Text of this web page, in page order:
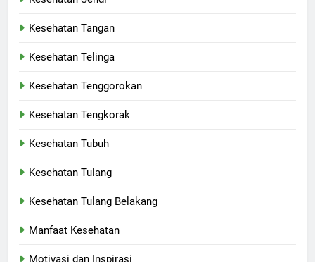
Kesehatan Tangan
Kesehatan Telinga
Kesehatan Tenggorokan
Kesehatan Tengkorak
Kesehatan Tubuh
Kesehatan Tulang
Kesehatan Tulang Belakang
Manfaat Kesehatan
Motivasi dan Inspirasi